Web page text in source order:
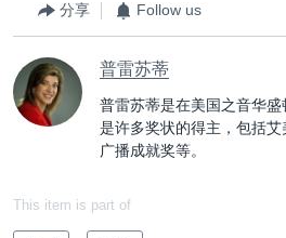
分享 Follow us
普雷苏蒂
普雷苏蒂是在美国之音华
是许多奖状的得主，包括
广播成就奖等。
This item is part of